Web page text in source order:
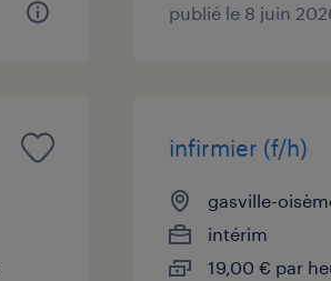
publié le 8 juin
infirmier (f/h)
gasville-
intérim
19,00 € par